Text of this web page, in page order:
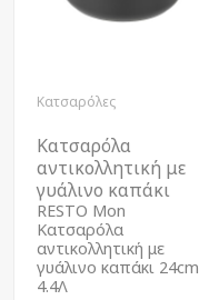
Κατσαρόλες
Kατσαρόλα
αντικολλητική με
γυάλινο καπάκι
RESTO Mon
Kατσαρόλα
αντικολλητική με
γυάλινο καπάκι 24cm
4.4Λ